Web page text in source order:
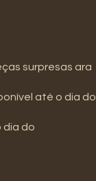
surpresas ara
até o dia do
dia do